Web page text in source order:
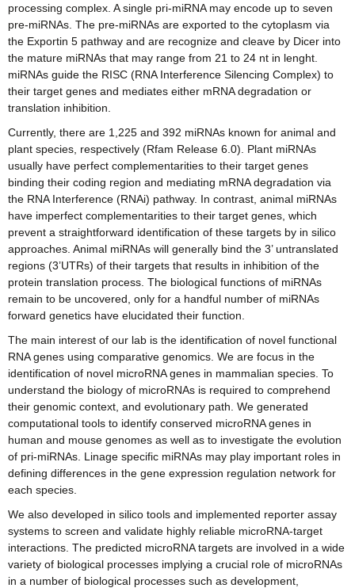
processing complex. A single pri-miRNA may encode up to seven
pre-miRNAs. The pre-miRNAs are exported to the cytoplasm via
the Exportin 5 pathway and are recognize and cleave by Dicer into
the mature miRNAs that may range from 21 to 24 nt in lenght.
miRNAs guide the RISC (RNA Interference Silencing Complex) to
their target genes and mediates either mRNA degradation or
translation inhibition.
Currently, there are 1,225 and 392 miRNAs known for animal and
plant species, respectively (Rfam Release 6.0). Plant miRNAs
usually have perfect complementarities to their target genes
binding their coding region and mediating mRNA degradation via
the RNA Interference (RNAi) pathway. In contrast, animal miRNAs
have imperfect complementarities to their target genes, which
prevent a straightforward identification of these targets by in silico
approaches. Animal miRNAs will generally bind the 3’ untranslated
regions (3’UTRs) of their targets that results in inhibition of the
protein translation process. The biological functions of miRNAs
remain to be uncovered, only for a handful number of miRNAs
forward genetics have elucidated their function.
The main interest of our lab is the identification of novel functional
RNA genes using comparative genomics. We are focus in the
identification of novel microRNA genes in mammalian species. To
understand the biology of microRNAs is required to comprehend
their genomic context, and evolutionary path. We generated
computational tools to identify conserved microRNA genes in
human and mouse genomes as well as to investigate the evolution
of pri-miRNAs. Linage specific miRNAs may play important roles in
defining differences in the gene expression regulation network for
each species.
We also developed in silico tools and implemented reporter assay
systems to screen and validate highly reliable microRNA-target
interactions. The predicted microRNA targets are involved in a wide
variety of biological processes implying a crucial role of microRNAs
in a number of biological processes such as development,